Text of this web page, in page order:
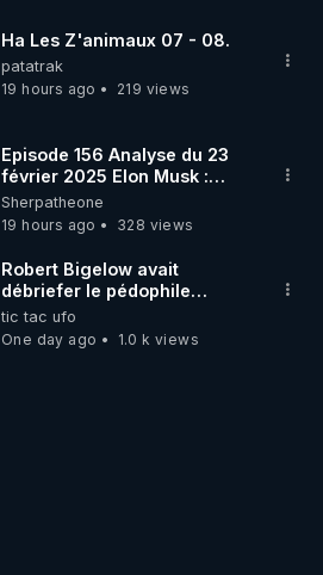
Ha Les Z'animaux 07 - 08.
patatrak
19 hours ago
219 views
Episode 156 Analyse du 23
février 2025 Elon Musk :
Houston , on a un problème !
Sherpatheone
19 hours ago
328 views
Robert Bigelow avait
débriefer le pédophile
génocidaire de donald j
trump
tic tac ufo
One day ago
1.0 k views